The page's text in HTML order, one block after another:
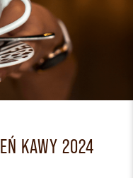
KAWY 2024